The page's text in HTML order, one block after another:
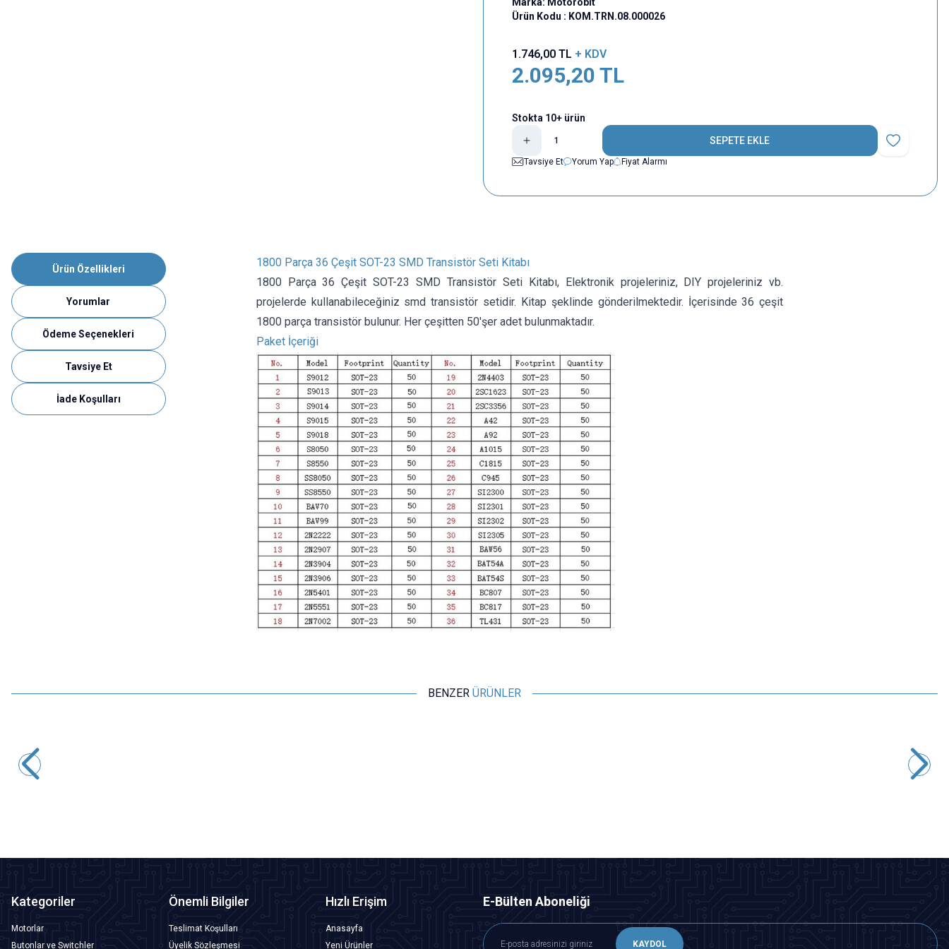
Ürün Kodu : KOM.TRN.08.000026
1.746,00TL + KDV
2.095,20 TL
Stokta 10+ ürün
SEPETE EKLE
Favoriye Ekle
Tavsiye Et
Yorum Yap Fiyat Alarmı
Ürün Özellikleri
Yorumlar
Ödeme Seçenekleri
Tavsiye Et
İade Koşulları
1800 Parça 36 Çeşit SOT-23 SMD Transistör Seti Kitabı
1800 Parça 36 Çeşit SOT-23 SMD Transistör Seti Kitabı, Elektronik projeleriniz, DIY projeleriniz vb.
projelerde kullanabileceğiniz smd transistör setidir. Kitap şeklinde gönderilmektedir. İçerisinde 36 çeşit
1800 parça transistör bulunur. Her çeşitten 50'şer adet bulunmaktadır.
Paket İçeriği
BENZER ÜRÜNLER
Kategoriler
Motorlar
Butonlar ve Switchler
Önemli Bilgiler
Teslimat Koşulları
Üyelik Sözleşmesi
Hızlı Erişim
Anasayfa
Yeni Ürünler
E-Bülten Aboneliği
KAYDOL